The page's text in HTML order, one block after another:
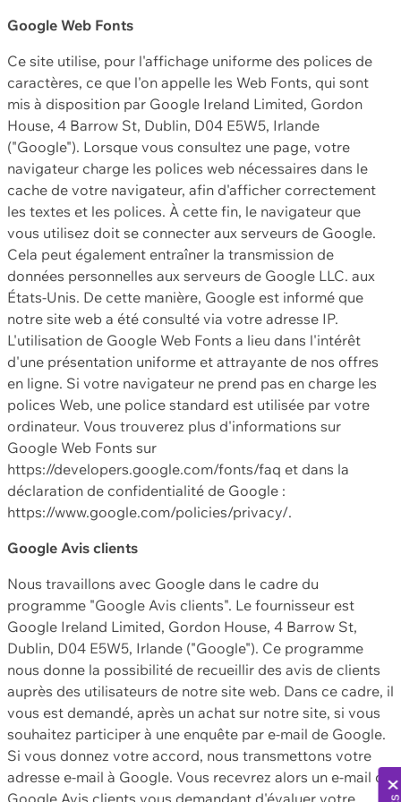
Google Web Fonts
Ce site utilise, pour l'affichage uniforme des polices de
caractères, ce que l'on appelle les Web Fonts, qui sont
mis à disposition par Google Ireland Limited, Gordon
House, 4 Barrow St, Dublin, D04 E5W5, Irlande
("Google"). Lorsque vous consultez une page, votre
navigateur charge les polices web nécessaires dans le
cache de votre navigateur, afin d'afficher correctement
les textes et les polices. À cette fin, le navigateur que
vous utilisez doit se connecter aux serveurs de Google.
Cela peut également entraîner la transmission de
données personnelles aux serveurs de Google LLC. aux
États-Unis. De cette manière, Google est informé que
notre site web a été consulté via votre adresse IP.
L'utilisation de Google Web Fonts a lieu dans l'intérêt
d'une présentation uniforme et attrayante de nos offres
en ligne. Si votre navigateur ne prend pas en charge les
polices Web, une police standard est utilisée par votre
ordinateur. Vous trouverez plus d'informations sur
Google Web Fonts sur
https://developers.google.com/fonts/faq et dans la
déclaration de confidentialité de Google :
https://www.google.com/policies/privacy/.
Google Avis clients
Nous travaillons avec Google dans le cadre du
programme "Google Avis clients". Le fournisseur est
Google Ireland Limited, Gordon House, 4 Barrow St,
Dublin, D04 E5W5, Irlande ("Google"). Ce programme
nous donne la possibilité de recueillir des avis de clients
auprès des utilisateurs de notre site web. Dans ce cadre, il
vous est demandé, après un achat sur notre site, si vous
souhaitez participer à une enquête par e-mail de Google.
Si vous donnez votre accord, nous transmettons votre
adresse e-mail à Google. Vous recevrez alors un e-mail de